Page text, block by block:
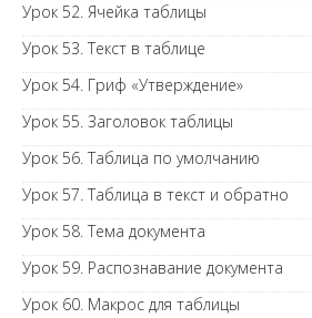
Урок 52. Ячейка таблицы
Урок 53. Текст в таблице
Урок 54. Гриф «Утверждение»
Урок 55. Заголовок таблицы
Урок 56. Таблица по умолчанию
Урок 57. Таблица в текст и обратно
Урок 58. Тема документа
Урок 59. Распознавание документа
Урок 60. Макрос для таблицы